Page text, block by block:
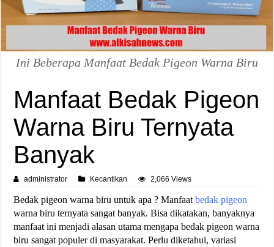
Ini Beberapa Manfaat Bedak Pigeon Warna Biru
Manfaat Bedak Pigeon
Warna Biru Ternyata
Banyak
administrator Kecantikan 2,066 Views
Bedak pigeon warna biru untuk apa ? Manfaatbedak pigeon
warna biru ternyata sangat banyak. Bisa dikatakan, banyaknya
manfaat ini menjadi alasan utama mengapa bedak pigeon warna
biru sangat populer di masyarakat. Perlu diketahui, variasi